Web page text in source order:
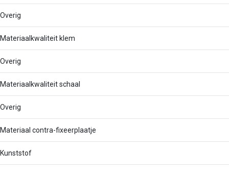
Overig
Materiaalkwaliteit klem
Overig
Materiaalkwaliteit schaal
Overig
Materiaal contra-fixeerplaatje
Kunststof